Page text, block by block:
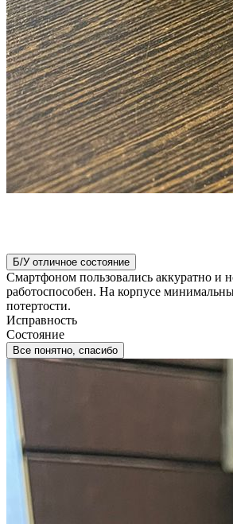
Б/У отличное состояние
Смартфоном пользовались аккуратно и
работоспособен. На корпусе
потертости.
Исправность
Состояние
Все понятно, спасибо